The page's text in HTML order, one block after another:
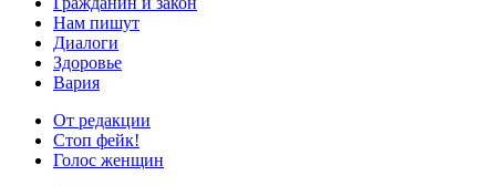
Нам пишут
Диалоги
Здоровье
Вария
От редакции
Стоп фейк!
Голос женщин